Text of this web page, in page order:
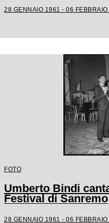
28 GENNAIO 1961 - 06 FEBBRAIO
FOTO
Umberto Bindi
Festival di Sanremo
28 GENNAIO 1961 - 06 FEBBRAIO